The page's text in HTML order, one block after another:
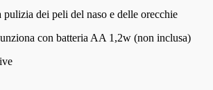
pulizia dei peli del naso e delle orecchie
con batteria AA 1,2w (non inclusa)